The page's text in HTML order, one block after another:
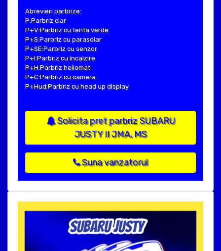
Abrevieri parbrize:
P:Parbriz clar
P+V:Parbriz cu tenta verde
P+S:Parbriz cu parasolar
P+SE:Parbriz cu senzor
P+I:Parbriz cu incalzire
P+H:Parbriz heliomat
P+C:Parbriz cu camera
P+Hud:Parbriz cu head up display
Solicita pret parbriz SUBARU
JUSTY II JMA, MS
Suna vanzatorul